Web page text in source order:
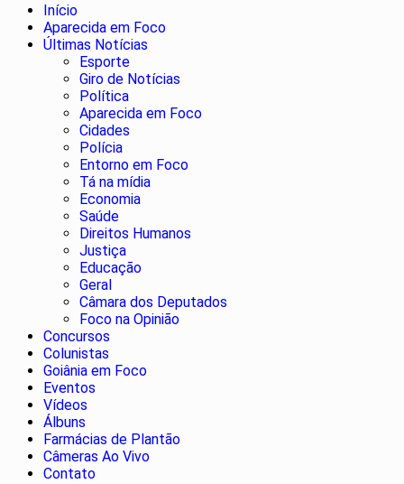
Início
Aparecida em Foco
Últimas Notícias
Esporte
Giro de Notícias
Política
Aparecida em Foco
Cidades
Polícia
Entorno em Foco
Tá na mídia
Economia
Saúde
Direitos Humanos
Justiça
Educação
Geral
Câmara dos Deputados
Foco na Opinião
Concursos
Colunistas
Goiânia em Foco
Eventos
Vídeos
Álbuns
Farmácias de Plantão
Câmeras Ao Vivo
Contato